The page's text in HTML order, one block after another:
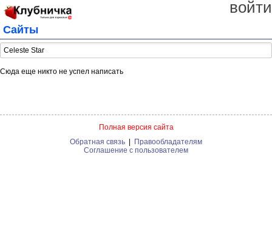
войти
Сайты
Сюда еще никто не успел написать
Полная версия сайта
Обратная связь | Правообладателям
Соглашение с пользователем